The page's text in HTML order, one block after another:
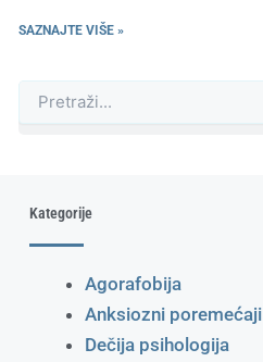
SAZNAJTE VIŠE »
Kategorije
Agorafobija
Anksiozni poremećaji
Dečija psihologija